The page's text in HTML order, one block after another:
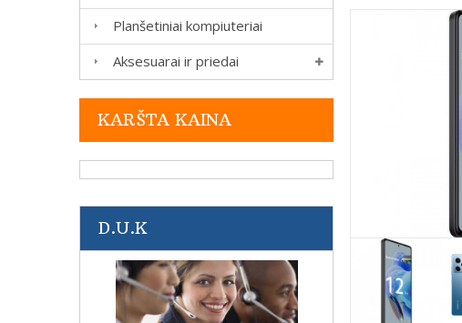
Planšetiniai kompiuteriai
Aksesuarai ir priedai
KARŠTA KAINA
D.U.K